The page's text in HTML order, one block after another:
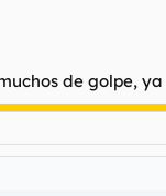
de golpe,